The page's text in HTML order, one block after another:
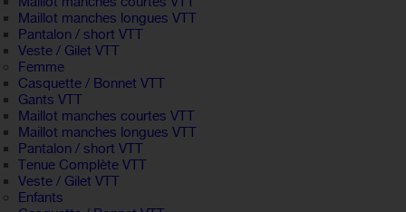
Maillot manches longues VTT
Pantalon / short VTT
Veste / Gilet VTT
Femme
Casquette / Bonnet VTT
Gants VTT
Maillot manches courtes VTT
Maillot manches longues VTT
Pantalon / short VTT
Tenue Complète VTT
Veste / Gilet VTT
Enfants